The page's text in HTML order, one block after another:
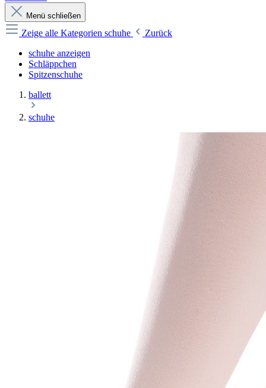
Menü schließen
Zeige alle Kategorien schuhe
Zurück
schuhe anzeigen
Schläppchen
Spitzenschuhe
ballett
schuhe